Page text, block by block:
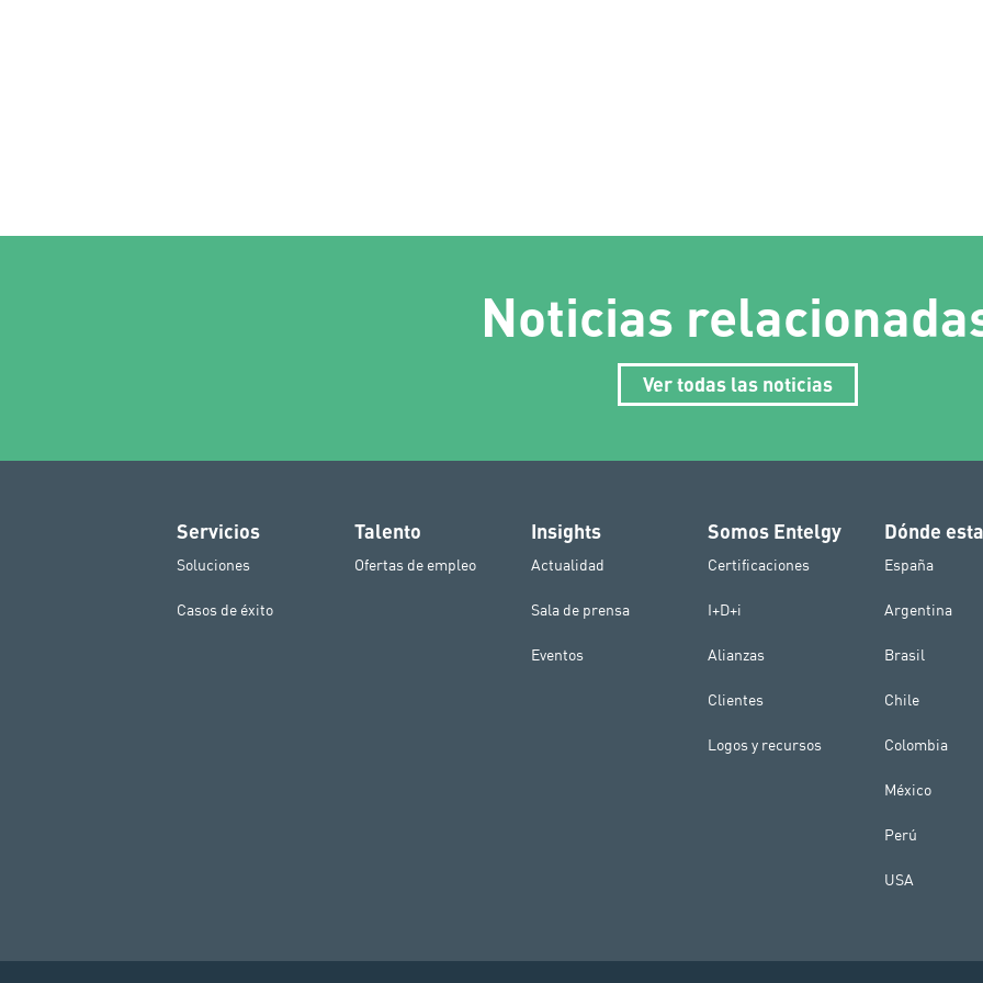
Noticias
Ver todas las noticias
Servicios
Soluciones
Casos de éxito
Talento
Ofertas de empleo
Insights
Actualidad
Sala de prensa
Eventos
Somos Entelgy
Certificaciones
I+D+i
Alianzas
Clientes
Logos y recursos
Dónde
España
Argentina
Brasil
Chile
Colombia
México
Perú
USA